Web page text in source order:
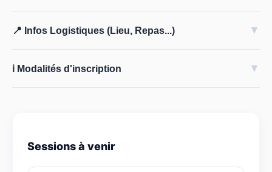
📍 Infos Logistiques (Lieu, Repas...) ▼
ℹ️ Modalités d'inscription ▼
Sessions à venir